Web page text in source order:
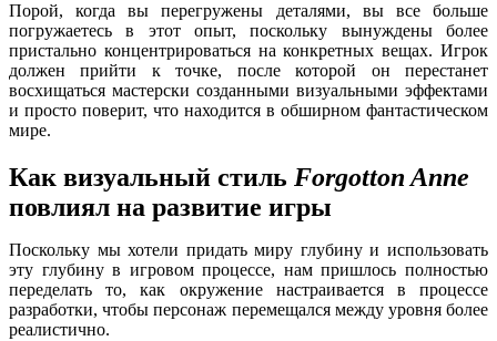
Порой, когда вы перегружены деталями, вы все больше
погружаетесь в этот опыт, поскольку вынуждены более
пристально концентрироваться на конкретных вещах. Игрок
должен прийти к точке, после которой он перестанет
восхищаться мастерски созданными визуальными эффектами
и просто поверит, что находится в обширном фантастическом
мире.
Как визуальный стиль Forgotton Anne
повлиял на развитие игры
Поскольку мы хотели придать миру глубину и использовать
эту глубину в игровом процессе, нам пришлось полностью
переделать то, как окружение настраивается в процессе
разработки, чтобы персонаж перемещался между уровня более
реалистично.